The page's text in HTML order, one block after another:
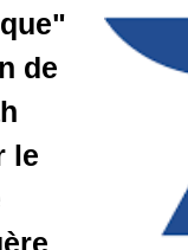
Pastef ne
trouve